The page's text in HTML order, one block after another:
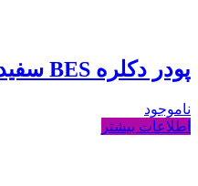
پودر دکلره BES سفید
ناموجود
اطلاعات بیشتر